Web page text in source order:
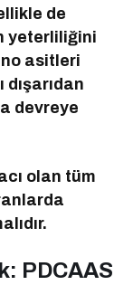
de
yeterliliğini
asitleri
devreye
olan tüm
PDCAAS